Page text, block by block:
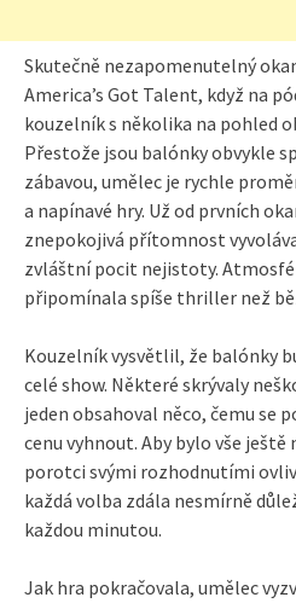
Skutečně nezapomenutelný
America’s Got Talent, když na
kouzelník s několika na pohled
Přestože jsou balónky obvykle
zábavou, umělec je rychle
a napínavé hry. Už od prvních
znepokojivá přítomnost
zvláštní pocit nejistoty.
připomínala spíše thriller než
Kouzelník vysvětlil, že balónky
celé show. Některé skrývaly
jeden obsahoval něco, čemu se
cenu vyhnout. Aby bylo vše
porotci svými rozhodnutími
každá volba zdála nesmírně
každou minutou.
Jak hra pokračovala, umělec